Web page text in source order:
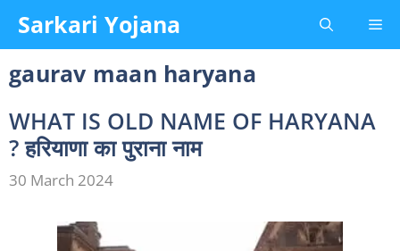
content
Sarkari Yojana
gaurav maan haryana
WHAT IS OLD NAME OF HARYANA
? हरियाणा का पुराना नाम
30 March 2024